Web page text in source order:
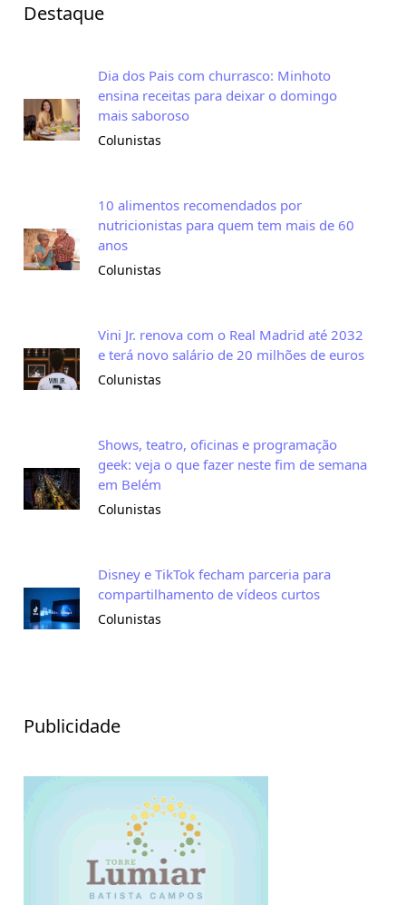
Destaque
Dia dos Pais com churrasco: Minhoto
ensina receitas para deixar o domingo
mais saboroso
Colunistas
10 alimentos recomendados por
nutricionistas para quem tem mais de 60
anos
Colunistas
Vini Jr. renova com o Real Madrid até 2032
e terá novo salário de 20 milhões de euros
Colunistas
Shows, teatro, oficinas e programação
geek: veja o que fazer neste fim de semana
em Belém
Colunistas
Disney e TikTok fecham parceria para
compartilhamento de vídeos curtos
Colunistas
Publicidade